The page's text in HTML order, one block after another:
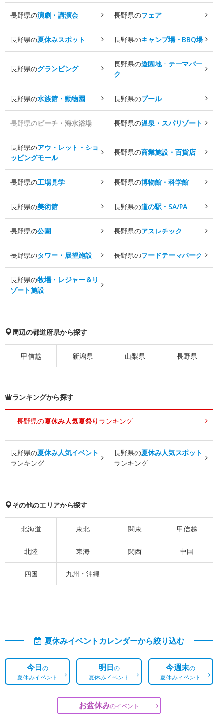
長野県の演劇・講演会 長野県のフェア
長野県の夏休みスポット 長野県のキャンプ場・BBQ場
長野県のグランピング
長野県の遊園地・テーマパー
ク
長野県の水族館・動物園 長野県のプール
長野県のビーチ・海水浴場 長野県の温泉・スパリゾート
長野県のアウトレット・ショ
ッピングモール
長野県の商業施設・百貨店
長野県の工場見学 長野県の博物館・科学館
長野県の美術館 長野県の道の駅・SA/PA
長野県の公園 長野県のアスレチック
長野県のタワー・展望施設 長野県のフードテーマパーク
長野県の牧場・レジャー＆リ
ゾート施設
周辺の都道府県から探す
甲信越 新潟県 山梨県 長野県
ランキングから探す
長野県の夏休み人気夏祭り ランキング
長野県の夏休み人気イベント
ランキング
長野県の夏休み人気スポット
ランキング
その他のエリアから探す
北海道 東北 関東 甲信越
北陸 東海 関西 中国
四国 九州・沖縄
夏休みイベントカレンダーから絞り込む
今日の
夏休みイベント
明日の
夏休みイベント
今週末の
夏休みイベント
お盆休みのイベント